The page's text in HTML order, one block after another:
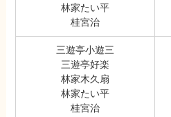
林家たい平
桂宮治
三遊亭小遊三
三遊亭好楽
林家木久扇
林家たい平
桂宮治